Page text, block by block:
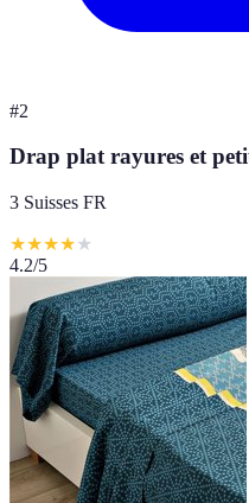
#2
Drap plat rayures et
3 Suisses FR
★★★★★
4.2/5